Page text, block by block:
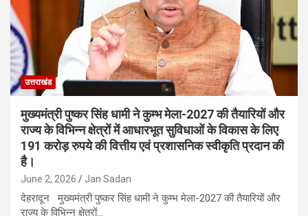
उत्तराखंड
मुख्यमंत्री पुष्कर सिंह धामी ने कुम्भ मेला-2027 की तैयारियों और
राज्य के विभिन्न क्षेत्रों में आधारभूत सुविधाओं के विकास के लिए
191 करोड़ रुपये की वित्तीय एवं प्रशासनिक स्वीकृति प्रदान की
है।
June 2, 2026 Jan Sadan
देहरादून मुख्यमंत्री पुष्कर सिंह धामी ने कुम्भ मेला-2027 की तैयारियों और
राज्य के विभिन्न क्षेत्रों…